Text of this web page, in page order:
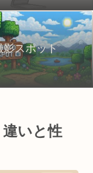
影スポット
いと性